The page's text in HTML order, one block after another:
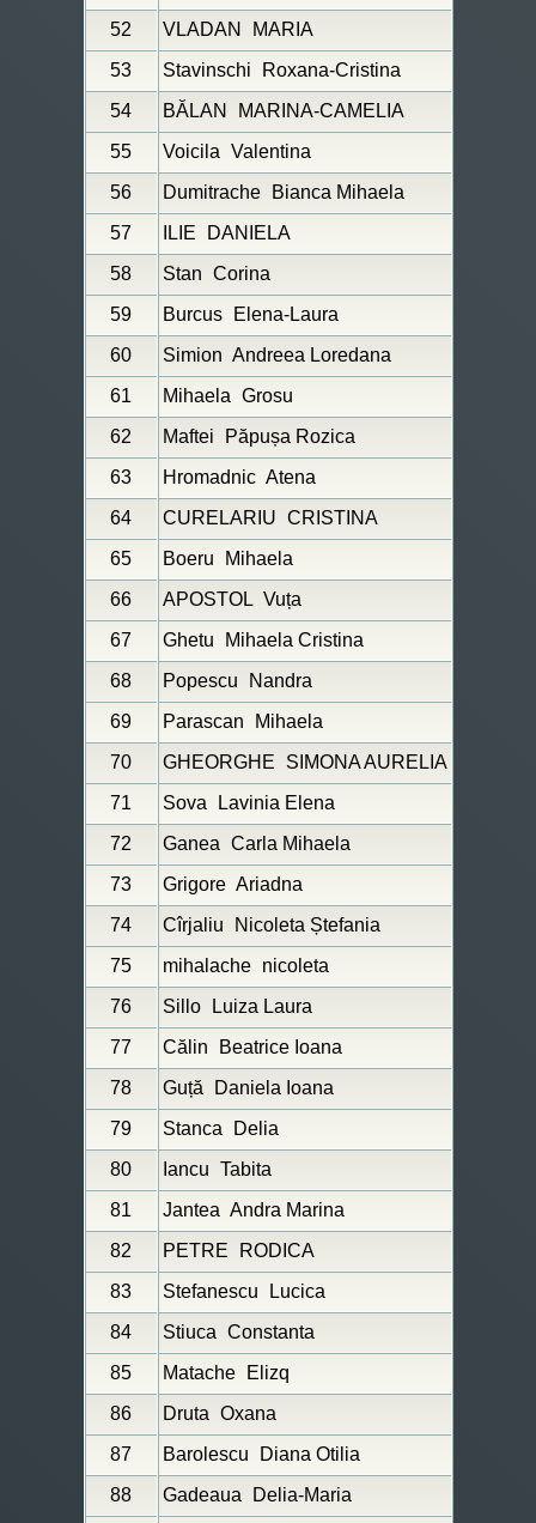
52 VLADAN
MARIA
53
Stavinschi
Roxana-Cristina
54
BĂLAN
MARINA-CAMELIA
55
Voicila Valentina
56
Dumitrache
Bianca Mihaela
57
ILIE
DANIELA
58
Stan Corina
59
Burcus
Elena-Laura
60
Simion Andreea Loredana
61
Mihaela Grosu
62
Maftei
Păpușa Rozica
63
Hromadnic Atena
64
CURELARIU CRISTINA
65
Boeru
Mihaela
66
APOSTOL Vuța
67
Ghetu
Mihaela Cristina
68
Popescu
Nandra
69
Parascan
Mihaela
70
GHEORGHE
SIMONA AURELIA
71
Sova
Lavinia Elena
72
Ganea Carla Mihaela
73
Grigore Ariadna
74
Cîrjaliu
Nicoleta Ștefania
75
mihalache nicoleta
76
Sillo
Luiza Laura
77
Călin
Beatrice Ioana
78
Guță
Daniela Ioana
79
Stanca
Delia
80
Iancu Tabita
81
Jantea Andra Marina
82
PETRE
RODICA
83
Stefanescu
Lucica
84
Stiuca Constanta
85
Matache
Elizq
86
Druta Oxana
87
Barolescu
Diana Otilia
88
Gadeaua
Delia-Maria